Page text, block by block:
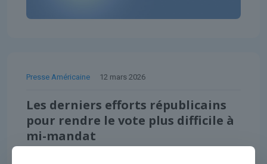
Presse Américaine 12 mars 2026
Les derniers efforts républicains
pour rendre le vote plus difficile à
mi-mandat